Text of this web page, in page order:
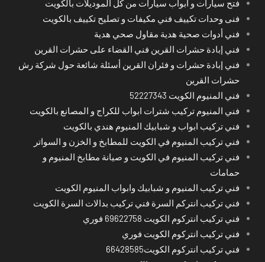
فتح سيارات و ابواب سيارات من كل الموديلات بالكويت
فنى وحدات تكييف فني مكيفات و تصليح تكييف بالكويت
فني أدوات صحية هدية مقاول صحي هدية
فني إبادة حشرات القرين فني القضاء على حشرات القرين
فني إبادة حشرات و فئران القرين أسئلة شائعة حول شركة رش
حشرات القرين
فني المنيوم الكويت 52227343
فني المنيوم تركيب شترات ابواب للكراج و المصانع بالكويت
فني تركيب ابواب و شبابيك المنيوم هندي بالكويت
فني تركيب المنيوم في الكويت للمطابخ و الخزن و السواتر
فني تركيب المنيوم في الكويت و صيانة مطابخ المنيوم و
حمامات
فني تركيب المنيوم و شبابيك وابواب المنيوم الكويت
فني تركيب انتركم السرة فني تركيب بدالات السرة الكويت
فني تركيب انتركوم الكويت 69622758 فوري
فني تركيب انتركوم الكويت فوري
فني تركيب انتركوم الكويت66428585